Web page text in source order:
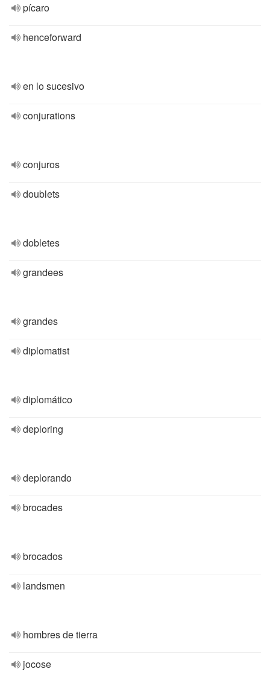
pícaro
henceforward
en lo sucesivo
conjurations
conjuros
doublets
dobletes
grandees
grandes
diplomatist
diplomático
deploring
deplorando
brocades
brocados
landsmen
hombres de tierra
jocose